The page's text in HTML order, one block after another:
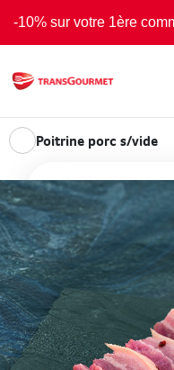
-10% sur votre 1ère
Poitrine porc s/vide